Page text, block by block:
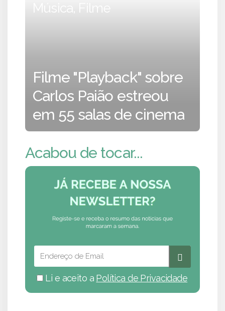
Música, Filme
Filme "Playback" sobre
Carlos Paião estreou
em 55 salas de cinema
Acabou de tocar...
Li e aceito a Política de Privacidade